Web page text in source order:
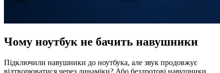
Чому ноутбук не бачить навушники
Підключили навушники до ноутбука, але звук продовжує
відтворюватися через динаміки? Або бездротові навушники